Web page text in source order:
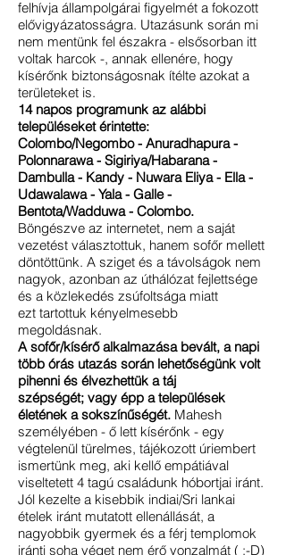
felhívja állampolgárai figyelmét a fokozott
elővigyázatosságra. Utazásunk során mi
nem mentünk fel északra - elsősorban itt
voltak harcok -, annak ellenére, hogy
kísérőnk biztonságosnak ítélte azokat a
területeket is.
14 napos programunk az alábbi
településeket érintette:
Colombo/Negombo - Anuradhapura -
Polonnarawa - Sigiriya/Habarana -
Dambulla - Kandy - Nuwara Eliya - Ella -
Udawalawa - Yala - Galle -
Bentota/Wadduwa - Colombo.
Böngészve az internetet, nem a saját
vezetést választottuk, hanem sofőr mellett
döntöttünk. A sziget és a távolságok nem
nagyok, azonban az úthálózat fejlettsége
és a közlekedés zsúfoltsága miatt
ezt tartottuk kényelmesebb
megoldásnak.
A sofőr/kísérő alkalmazása bevált, a napi
több órás utazás során lehetőségünk volt
pihenni és élvezhettük a táj
szépségét; vagy épp a települések
életének a sokszínűségét. Mahesh
személyében - ő lett kísérőnk - egy
végtelenül türelmes, tájékozott úriembert
ismertünk meg, aki kellő empátiával
viseltetett 4 tagú családunk hóbortjai iránt.
Jól kezelte a kisebbik indiai/Sri lankai
ételek iránt mutatott ellenállását, a
nagyobbik gyermek és a férj templomok
iránti soha véget nem érő vonzalmát ( :-D)